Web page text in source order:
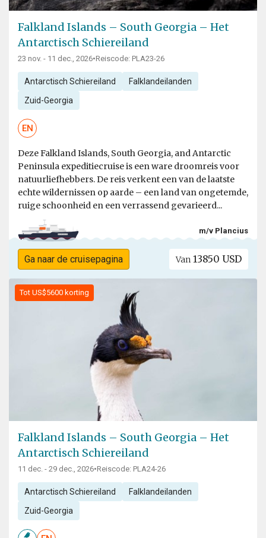
Falkland Islands – South Georgia – Het
Antarctisch Schiereiland
23 nov. - 11 dec., 2026•Reiscode: PLA23-26
Antarctisch Schiereiland Falklandeilanden
Zuid-Georgia
EN
Deze Falkland Islands, South Georgia, and Antarctic
Peninsula expeditiecruise is een ware droomreis voor
natuurliefhebbers. De reis verkent een van de laatste
echte wildernissen op aarde – een land van ongetemde,
ruige schoonheid en een verrassend gevarieerd...
m/v Plancius
Ga naar de cruisepagina Van 13850 USD
Tot US$5600 korting
Falkland Islands – South Georgia – Het
Antarctisch Schiereiland
11 dec. - 29 dec., 2026•Reiscode: PLA24-26
Antarctisch Schiereiland Falklandeilanden
Zuid-Georgia